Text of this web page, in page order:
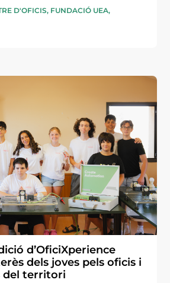
D'OFICIS, FUNDACIÓ UEA,
d’OficiXperience
dels joves pels oficis i
del territori